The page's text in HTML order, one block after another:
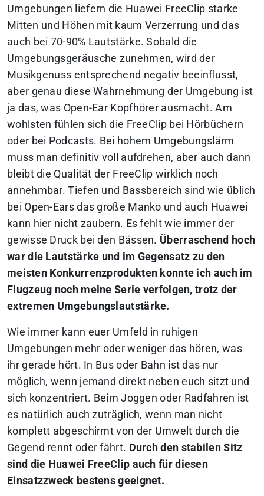
Umgebungen liefern die Huawei FreeClip starke
Mitten und Höhen mit kaum Verzerrung und das
auch bei 70-90% Lautstärke. Sobald die
Umgebungsgeräusche zunehmen, wird der
Musikgenuss entsprechend negativ beeinflusst,
aber genau diese Wahrnehmung der Umgebung ist
ja das, was Open-Ear Kopfhörer ausmacht. Am
wohlsten fühlen sich die FreeClip bei Hörbüchern
oder bei Podcasts. Bei hohem Umgebungslärm
muss man definitiv voll aufdrehen, aber auch dann
bleibt die Qualität der FreeClip wirklich noch
annehmbar.Tiefen und Bassbereich sind wie üblich
bei Open-Ears das große Manko und auch Huawei
kann hier nicht zaubern. Es fehlt wie immer der
gewisse Druck bei den Bässen. Überraschend hoch
war die Lautstärke und im Gegensatz zu den
meisten Konkurrenzprodukten konnte ich auch im
Flugzeug noch meine Serie verfolgen, trotz der
extremen Umgebungslautstärke.
Wie immer kann euer Umfeld in ruhigen
Umgebungen mehr oder weniger das hören, was
ihr gerade hört. In Bus oder Bahn ist das nur
möglich, wenn jemand direkt neben euch sitzt und
sich konzentriert. Beim Joggen oder Radfahren ist
es natürlich auch zuträglich, wenn man nicht
komplett abgeschirmt von der Umwelt durch die
Gegend rennt oder fährt. Durch den stabilen Sitz
sind die Huawei FreeClip auch für diesen
Einsatzzweck bestens geeignet.